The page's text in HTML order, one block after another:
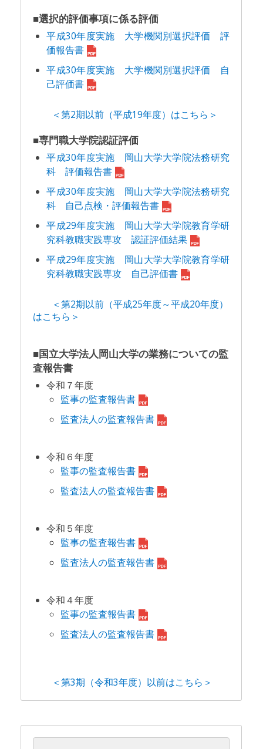
■選択的評価事項に係る評価
平成30年度実施 大学機関別選択評価 評
価報告書
平成30年度実施 大学機関別選択評価 自
己評価書
＜第2期以前（平成19年度）はこちら＞
■専門職大学院認証評価
平成30年度実施 岡山大学大学院法務研究
科 評価報告書
平成30年度実施 岡山大学大学院法務研究
科 自己点検・評価報告書
平成29年度実施 岡山大学大学院教育学研
究科教職実践専攻 認証評価結果
平成29年度実施 岡山大学大学院教育学研
究科教職実践専攻 自己評価書
＜第2期以前（平成25年度～平成20年度）
はこちら＞
■国立大学法人岡山大学の業務についての監
査報告書
令和７年度
監事の監査報告書
監査法人の監査報告書
令和６年度
監事の監査報告書
監査法人の監査報告書
令和５年度
監事の監査報告書
監査法人の監査報告書
令和４年度
監事の監査報告書
監査法人の監査報告書
＜第3期（令和3年度）以前はこちら＞